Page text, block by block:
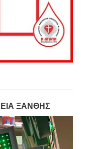
ΞΑΝΘΗΣ